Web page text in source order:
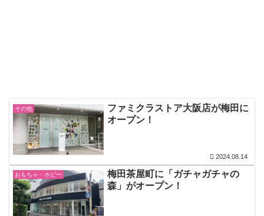
その他
ファミクラストア大阪店が梅田に
オープン！
2024.08.14
おもちゃ・ホビー
梅田茶屋町に「ガチャガチャの
森」がオープン！